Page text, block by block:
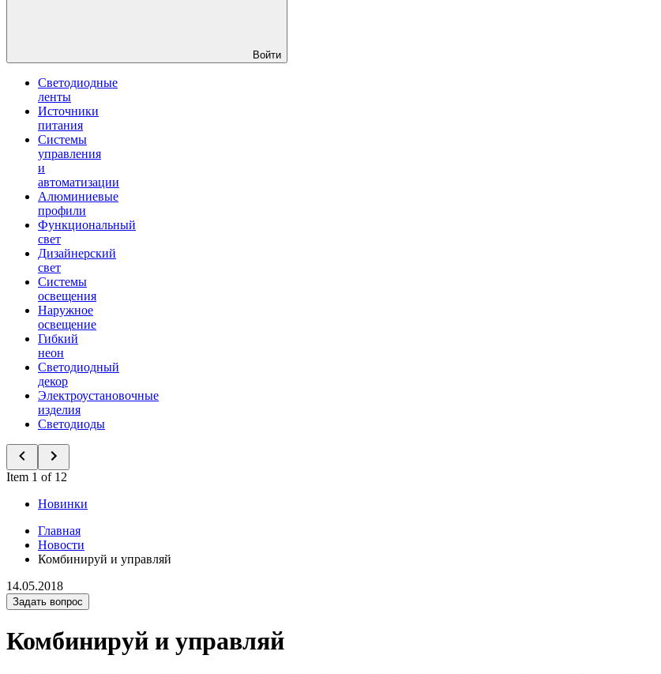
Войти
Светодиодные
ленты
Источники
питания
Системы
управления
и
автоматизации
Алюминиевые
профили
Функциональный
свет
Дизайнерский
свет
Системы
освещения
Наружное
освещение
Гибкий
неон
Светодиодный
декор
Электроустановочные
изделия
Светодиоды
Item 1 of 12
Новинки
Главная
Новости
Комбинируй и управляй
14.05.2018
Задать вопрос
Комбинируй и управляй